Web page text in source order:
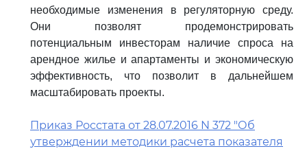
необходимые изменения в регуляторную среду.
Они позволят продемонстрировать
потенциальным инвесторам наличие спроса на
арендное жилье и апартаменты и экономическую
эффективность, что позволит в дальнейшем
масштабировать проекты.
Приказ Росстата от 28.07.2016 N 372 "Об
утверждении методики расчета показателя